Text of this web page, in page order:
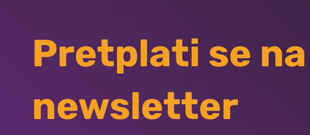
Pretplati se na
newsletter